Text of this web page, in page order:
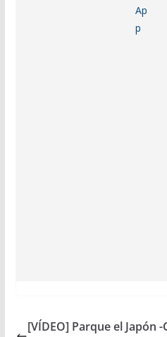
[VÍDEO] Parque el Japón